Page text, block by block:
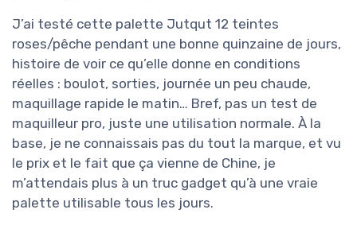
J’ai testé cette palette Jutqut 12 teintes
roses/pêche pendant une bonne quinzaine de jours,
histoire de voir ce qu’elle donne en conditions
réelles : boulot, sorties, journée un peu chaude,
maquillage rapide le matin… Bref, pas un test de
maquilleur pro, juste une utilisation normale. À la
base, je ne connaissais pas du tout la marque, et vu
le prix et le fait que ça vienne de Chine, je
m’attendais plus à un truc gadget qu’à une vraie
palette utilisable tous les jours.